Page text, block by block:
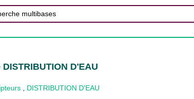
D'EAU
DISTRIBUTION D'EAU